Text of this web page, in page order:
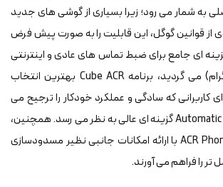
به شمار می رود؛ زیرا بسیاری از گوشی های جدید
از قوانین گوگل، این قابلیت را به صورت پیش فرض
گزینه ای جامع برای ضبط تماس های عادی و اینترنتی
(مانند واتساپ و تلگرام) می گردید، برنامه Cube ACR بهترین انتخاب
که سادگی و عملکرد خودکار را ترجیح می
دهند، Automatic Call Recorder گزینه ای عالی به نظر می رسد. همچنین،
برنامه هایی مانند ACR Phone با ارائه امکانات جانبی نظیر مسدودسازی
تر را فراهم می آورند.